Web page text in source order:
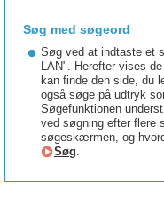
Søg med søgeord
Søg ved at indtaste et
LAN". Herefter vises
kan finde den side, du
også søge på udtryk
Søgefunktionen
ved søgning efter flere
søgeskærmen, og
Søg.